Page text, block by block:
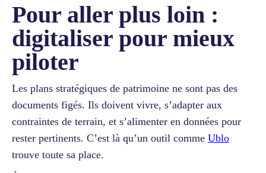
Pour aller plus loin :
digitaliser pour mieux
piloter
Les plans stratégiques de patrimoine ne sont pas des
documents figés. Ils doivent vivre, s’adapter aux
contraintes de terrain, et s’alimenter en données pour
rester pertinents. C’est là qu’un outil comme Ublo
trouve toute sa place.